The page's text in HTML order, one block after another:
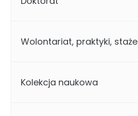
Wolontariat, praktyki, staże
Kolekcja naukowa